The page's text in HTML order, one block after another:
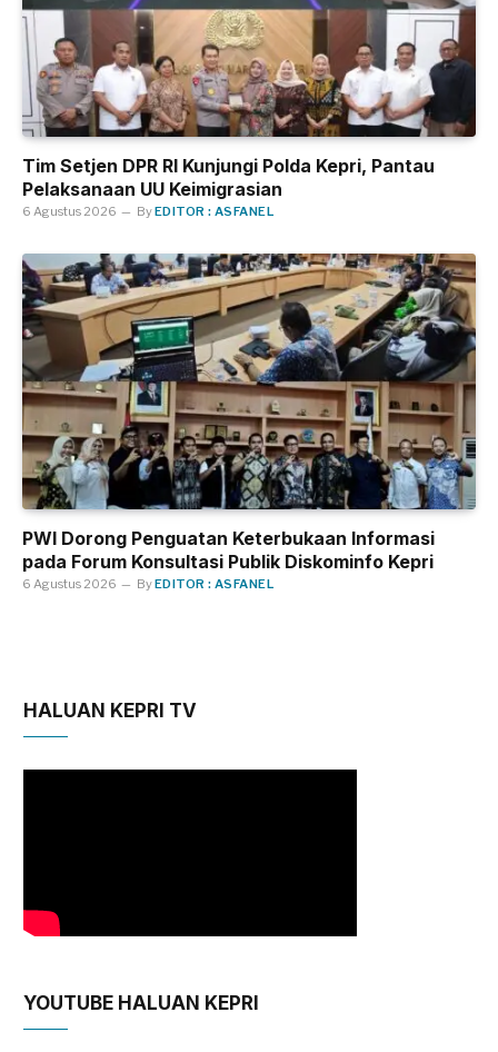
Tim Setjen DPR RI Kunjungi Polda Kepri, Pantau
Pelaksanaan UU Keimigrasian
6 Agustus 2026 ByEDITOR : ASFANEL
PWI Dorong Penguatan Keterbukaan Informasi
pada Forum Konsultasi Publik Diskominfo Kepri
6 Agustus 2026 ByEDITOR : ASFANEL
HALUAN KEPRI TV
YOUTUBE HALUAN KEPRI